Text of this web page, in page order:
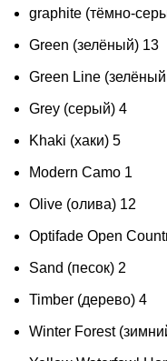
graphite (тёмно-
Green (зелёный) 13
Green Line
Grey (серый) 4
Khaki (хаки) 5
Modern Cаmo 1
Olive (олива) 12
Optifade Open
Sand (песок) 2
Timber (дерево) 4
Winter Forest